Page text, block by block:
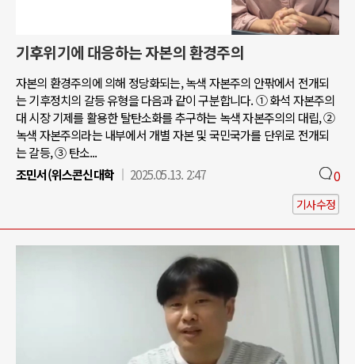
기후위기에 대응하는 자본의 환경주의
자본의 환경주의에 의해 정당화되는, 녹색 자본주의 안팎에서 전개되
는 기후정치의 갈등 유형을 다음과 같이 구분합니다. ① 화석 자본주의
대 시장 기제를 활용한 탈탄소화를 추구하는 녹색 자본주의의 대립, ②
녹색 자본주의라는 내부에서 개별 자본 및 국민국가를 단위로 전개되
는 갈등, ③ 탄소...
조민서(위스콘신대학
2025.05.13. 2:47 0
기사수정